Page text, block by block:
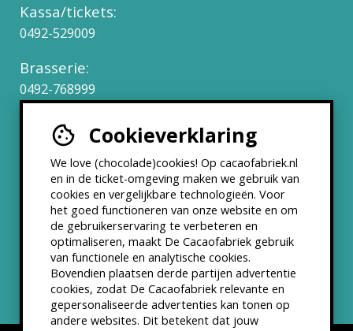
Cookieverklaring
We love (chocolade)cookies! Op cacaofabriek.nl
en in de ticket-omgeving maken we gebruik van
cookies en vergelijkbare technologieën. Voor
het goed functioneren van onze website en om
de gebruikerservaring te verbeteren en
optimaliseren, maakt De Cacaofabriek gebruik
van functionele en analytische cookies.
Bovendien plaatsen derde partijen advertentie
cookies, zodat De Cacaofabriek relevante en
gepersonaliseerde advertenties kan tonen op
andere websites. Dit betekent dat jouw
Kassa/tickets:
0492-529009
Brasserie:
0492-768999
Werken bij
Partners & Samenwerkingen
ANBI status
Nieuwsbrief